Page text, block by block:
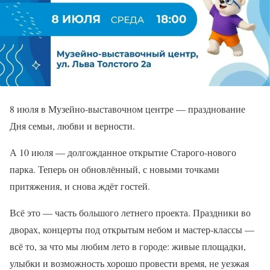
8 июля в Музейно-выставочном центре — празднование
Дня семьи, любви и верности.
А 10 июля — долгожданное открытие Старого-нового
парка. Теперь он обновлённый, с новыми точками
притяжения, и снова ждёт гостей.
Всё это — часть большого летнего проекта. Праздники во
дворах, концерты под открытым небом и мастер-классы —
всё то, за что мы любим лето в городе: живые площадки,
улыбки и возможность хорошо провести время, не уезжая